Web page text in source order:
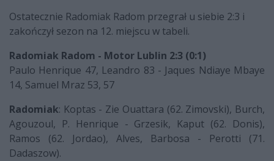
Ostatecznie Radomiak Radom przegrał u siebie 2:3 i
zakończył sezon na 12. miejscu w tabeli.
Radomiak Radom - Motor Lublin 2:3 (0:1)
Paulo Henrique 47, Leandro 83 - Jaques Ndiaye Mbaye
14, Samuel Mraz 53, 57
Radomiak: Koptas - Zie Ouattara (62. Zimovski), Burch,
Agouzoul, P. Henrique - Grzesik, Kaput (62. Donis),
Ramos (62. Jordao), Alves, Barbosa - Perotti (71.
Dadaszow).